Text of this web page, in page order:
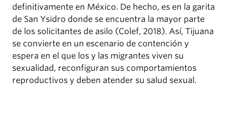
definitivamente en México. De hecho, es en la garita
de San Ysidro donde se encuentra la mayor parte
de los solicitantes de asilo (Colef, 2018). Así, Tijuana
se convierte en un escenario de contención y
espera en el que los y las migrantes viven su
sexualidad, reconfiguran sus comportamientos
reproductivos y deben atender su salud sexual.